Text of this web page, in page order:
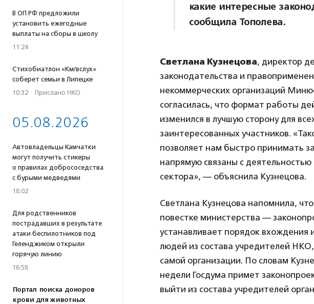
В ОП РФ предложили
установить ежегодные
выплаты на сборы в школу
11:24
Стихобиатлон «Км/вслух»
соберет семьи в Липецке
10:32 · Прислано НКО
05.08.2026
Автовладельцы Камчатки
могут получить стикеры
о правилах добрососедства
с бурыми медведями
18:02
Для родственников
пострадавших в результате
атаки беспилотников под
Геленджиком открыли
горячую линию
16:58
Портал поиска доноров
крови для животных
какие интересные
сообщила Тополева.
Светлана Кузнецова, директор
законодательства и
некоммерческих организаций
согласилась, что формат работы
изменился в лучшую сторону для
заинтересованных участников.
позволяет нам быстро принимать
напрямую связаны с деятельностью
сектора», — объяснила Кузнецова.
Светлана Кузнецова напомнила,
повестке министерства —
устанавливает порядок вхождения
людей из состава учредителей
самой организации. По словам
недели Госдума примет
выйти из состава учредителей